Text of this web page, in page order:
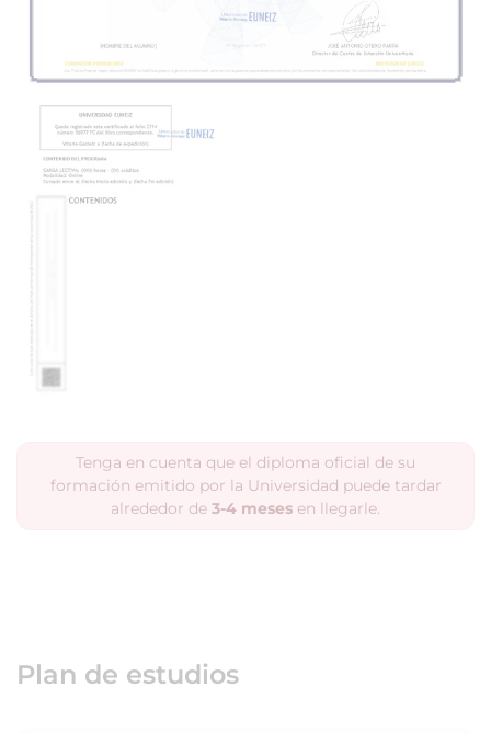
Tenga en cuenta que el diploma oficial de su
formación emitido por la Universidad puede tardar
alrededor de 3-4 meses en llegarle.
Plan de estudios